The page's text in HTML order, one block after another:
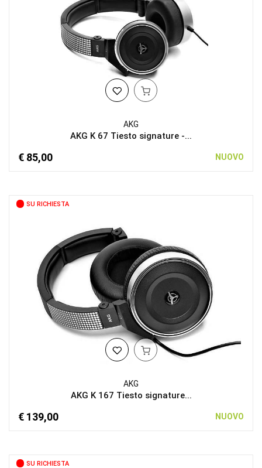
AKG
AKG K 67 Tiesto signature -...
€ 85,00 NUOVO
SU RICHIESTA
AKG
AKG K 167 Tiesto signature...
€ 139,00 NUOVO
SU RICHIESTA